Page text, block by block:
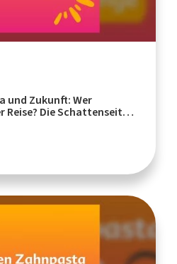
und Zukunft: Wer
Die Schattenseiten